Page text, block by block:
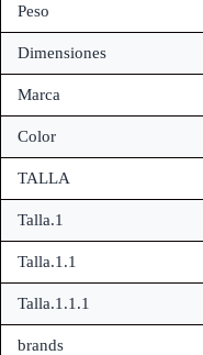
Peso
Dimensiones
Marca
Color
TALLA
Talla.1
Talla.1.1
Talla.1.1.1
brands